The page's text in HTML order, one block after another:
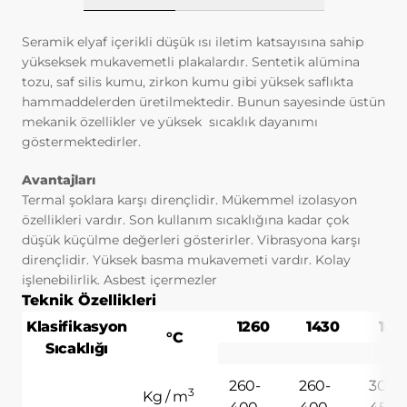
Petrokimya
Kok ve Çelik Endüstrisi
Kağıt Endustrisi
Adhesion (yapışma testleri)
Fırın sıcaklık Profil cihazları
Beton Nem Takip Sistemleri
Enspeksiyon Kitleri
Smartlink
Air Leak Test
Standardlar
Yazılım
Seramik elyaf içerikli düşük ısı iletim katsayısına sahip
yükseksek mukavemetli plakalardır. Sentetik alümina
tozu, saf silis kumu, zirkon kumu gibi yüksek saflıkta
hammaddelerden üretilmektedir. Bunun sayesinde üstün
mekanik özellikler ve yüksek sıcaklık dayanımı
göstermektedirler.
Avantajları
Termal şoklara karşı dirençlidir. Mükemmel izolasyon
özellikleri vardır. Son kullanım sıcaklığına kadar çok
düşük küçülme değerleri gösterirler. Vibrasyona karşı
dirençlidir. Yüksek basma mukavemeti vardır. Kolay
işlenebilirlik. Asbest içermezler
Teknik Özellikleri
Klasifikasyon
Sıcaklığı
°C
1260 1430
Kg / m3
260-
260-
300-
ilişkin veriler toplanmaktadır. Bu veriler,
eriştiğiniz sayfalar, incelediğiniz hizmet ve
ürünler, tercih ettiğiniz dil seçeneği ve
diğer tercihlerinize dair bilgileri
kapsamaktadır.
2. ÇEREZ NEDİR ve KULLANIM
AMAÇLARI NELERDİR?
Çerezler, ziyaret ettiğiniz internet siteleri
tarafından tarayıcılar aracılığıyla cihazınıza
veya ağ sunucusuna depolanan küçük
metin dosyalarıdır. Sitede tercih ettiğiniz
dil ve diğer ayarları içeren bu küçük metin
dosyaları, siteye bir sonraki ziyaretinizde
tercihlerinizin hatırlanmasına ve sitedeki
deneyiminizi iyileştirmek için
hizmetlerimizde geliştirmeler yapmamıza
yardımcı olur. Böylece bir sonraki
ziyaretinizde daha iyi ve kişiselleştirilmiş
İnternet Sitemizde çerez kullanılmasının